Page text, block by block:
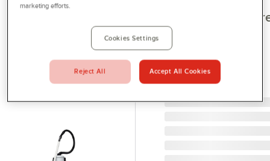
Profilshop
Serviceverkstad
Företagsprofilering
Nilfisk GD 5
RYGGDAMMSUGARE
NILFISK GD 5 BACK
PREMIUM HEPA
marketing efforts.
Cookies Settings
Reject All Accept All Cookies